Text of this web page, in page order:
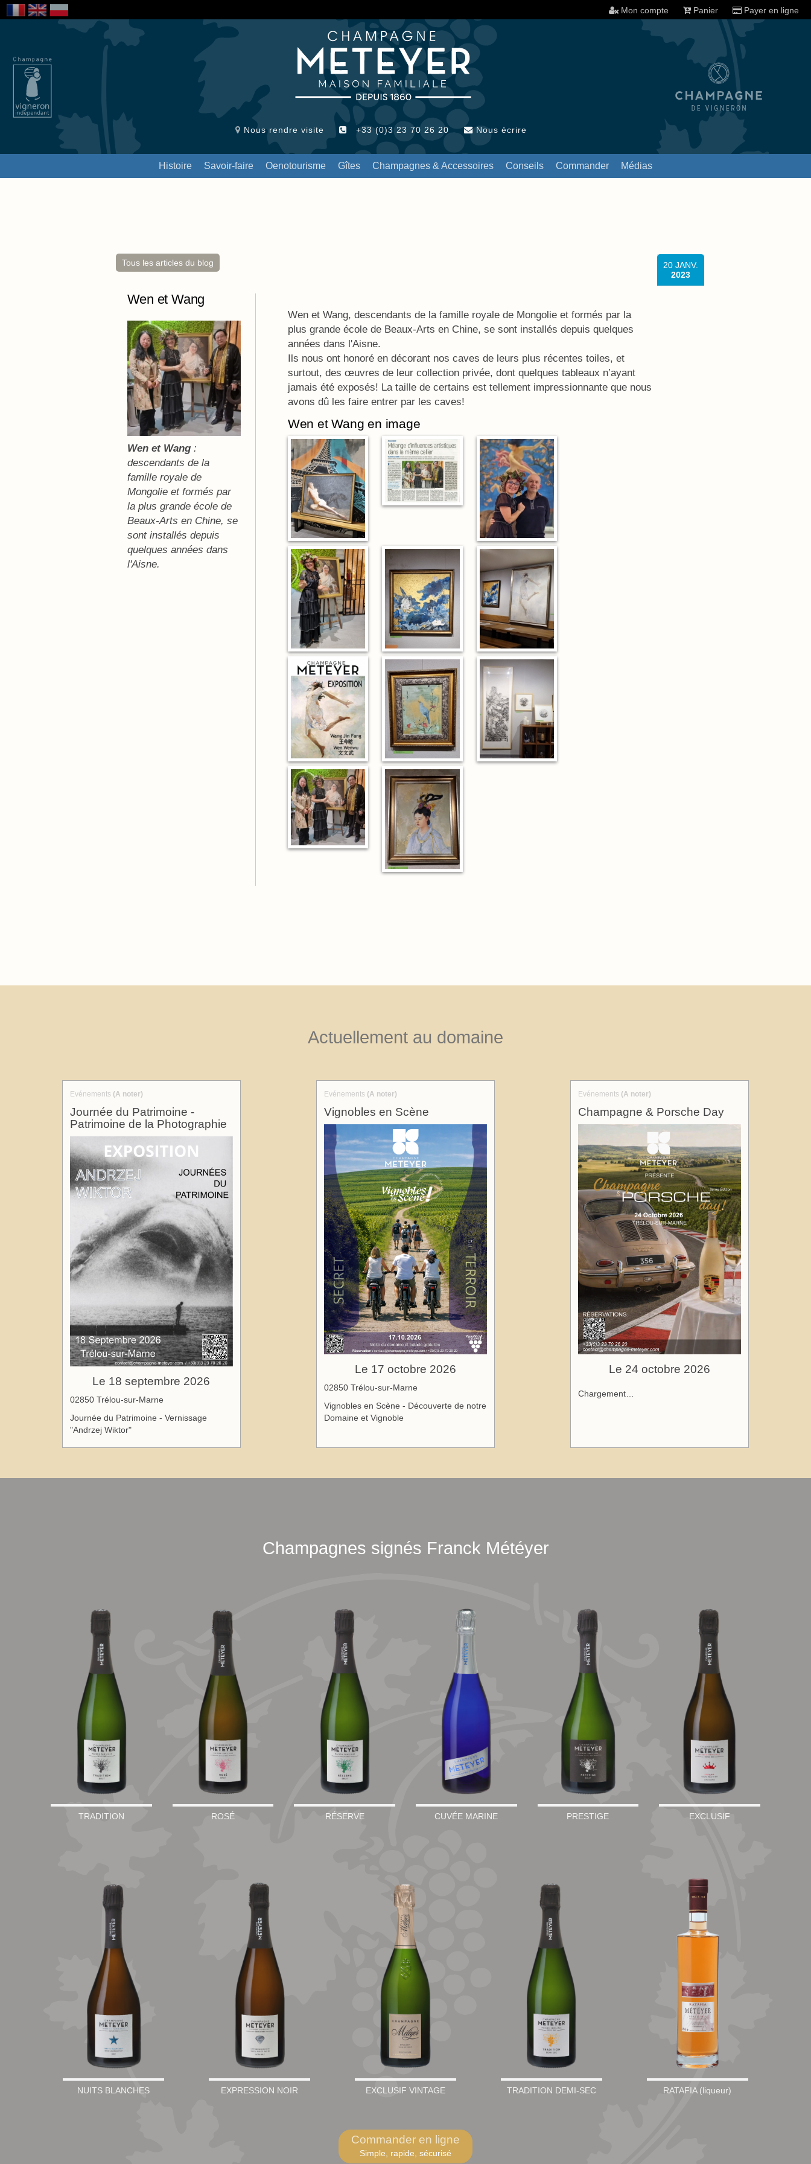
Mon compte Panier Payer en ligne
Nous rendre visite +33 (0)3 23 70 26 20 Nous écrire
Histoire Savoir-faire Oenotourisme Gîtes Champagnes & Accessoires Conseils Commander Médias
Tous les articles du blog 20 JANV.
2023
Wen et Wang
Wen et Wang:
descendants de la
famille royale de
Mongolie et formés par
la plus grande école de
Beaux-Arts en Chine, se
sont installés depuis
quelques années dans
l'Aisne.
Wen et Wang, descendants de la famille royale de Mongolie et formés par la
plus grande école de Beaux-Arts en Chine, se sont installés depuis quelques
années dans l'Aisne.
Ils nous ont honoré en décorant nos caves de leurs plus récentes toiles, et
surtout, des œuvres de leur collection privée, dont quelques tableaux n’ayant
jamais été exposés! La taille de certains est tellement impressionnante que nous
avons dû les faire entrer par les caves!
Wen et Wang en image
Actuellement au domaine
Evénements (A noter)
Journée du Patrimoine -
Patrimoine de la Photographie
Le 18 septembre 2026
02850 Trélou-sur-Marne
Journée du Patrimoine - Vernissage
"Andrzej Wiktor"
Evénements (A noter)
Vignobles en Scène
Le 17 octobre 2026
02850 Trélou-sur-Marne
Vignobles en Scène - Découverte de notre
Domaine et Vignoble
Evénements (A noter)
Champagne & Porsche Day
Le 24 octobre 2026
Chargement…
Champagnes signés Franck Météyer
TRADITION ROSÉ RÉSERVE CUVÉE MARINE PRESTIGE EXCLUSIF
NUITS BLANCHES EXPRESSION NOIR EXCLUSIF VINTAGE TRADITION DEMI-SEC RATAFIA (liqueur)
Commander en ligne
Simple, rapide, sécurisé